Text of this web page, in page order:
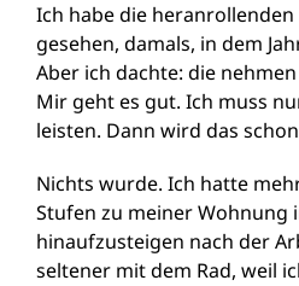
Ich habe die
gesehen, damals, in dem
Aber ich dachte: die
Mir geht es gut. Ich muss
leisten. Dann wird das
Nichts wurde. Ich hatte
Stufen zu meiner Wohnung
hinaufzusteigen nach der
seltener mit dem Rad, weil